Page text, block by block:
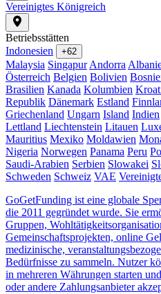
Vereinigtes Königreich
Betriebsstätten
Indonesien
+62
Malaysia Singapur Andorra
Österreich Belgien Bolivien
Brasilien Kanada Kolumbien
Republik Dänemark Estland
Griechenland Ungarn Island Indien
Lettland Liechtenstein Litauen
Mauritius Mexiko Moldawien
Nigeria Norwegen Panama Peru
Saudi-Arabien Serbien Slowakei
Schweden Schweiz VAE
GoGetFunding ist eine globale
die 2011 gegründet wurde. Sie
Gruppen,
Gemeinschaftsprojekten, online
medizinische,
Bedürfnisse zu sammeln. Nutzer
in mehreren Währungen starten
oder andere Zahlungsanbieter